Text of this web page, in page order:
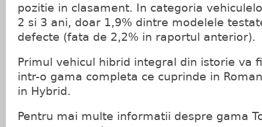
pozitie in clasament. In categoria
2 si 3 ani, doar 1,9% dintre modelele
defecte (fata de 2,2% in raportul anterior).
Primul vehicul hibrid integral din istorie va
intr-o gama completa ce cuprinde in
in Hybrid.
Pentru mai multe informatii despre gama